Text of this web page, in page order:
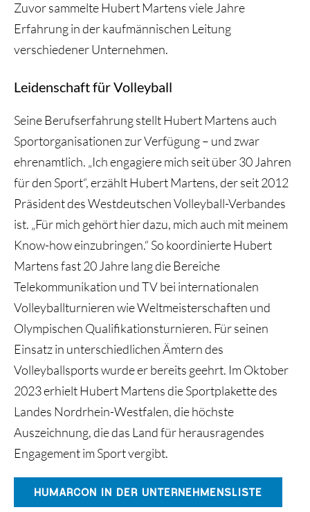
Zuvor sammelte Hubert Martens viele Jahre
Erfahrung in der kaufmännischen Leitung
verschiedener Unternehmen.
Leidenschaft für Volleyball
Seine Berufserfahrung stellt Hubert Martens auch
Sportorganisationen zur Verfügung – und zwar
ehrenamtlich. „Ich engagiere mich seit über 30 Jahren
für den Sport“, erzählt Hubert Martens, der seit 2012
Präsident des Westdeutschen Volleyball-Verbandes
ist. „Für mich gehört hier dazu, mich auch mit meinem
Know-how einzubringen.“ So koordinierte Hubert
Martens fast 20 Jahre lang die Bereiche
Telekommunikation und TV bei internationalen
Volleyballturnieren wie Weltmeisterschaften und
Olympischen Qualifikationsturnieren. Für seinen
Einsatz in unterschiedlichen Ämtern des
Volleyballsports wurde er bereits geehrt. Im Oktober
2023 erhielt Hubert Martens die Sportplakette des
Landes Nordrhein-Westfalen, die höchste
Auszeichnung, die das Land für herausragendes
Engagement im Sport vergibt.
HUMARCON IN DER UNTERNEHMENSLISTE